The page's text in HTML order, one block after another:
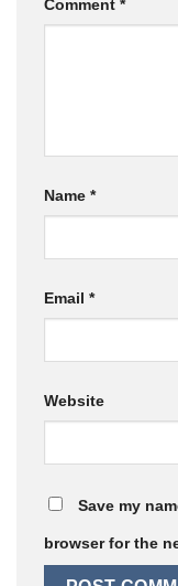
Comment *
Name *
Email *
Website
Save my
browser for the